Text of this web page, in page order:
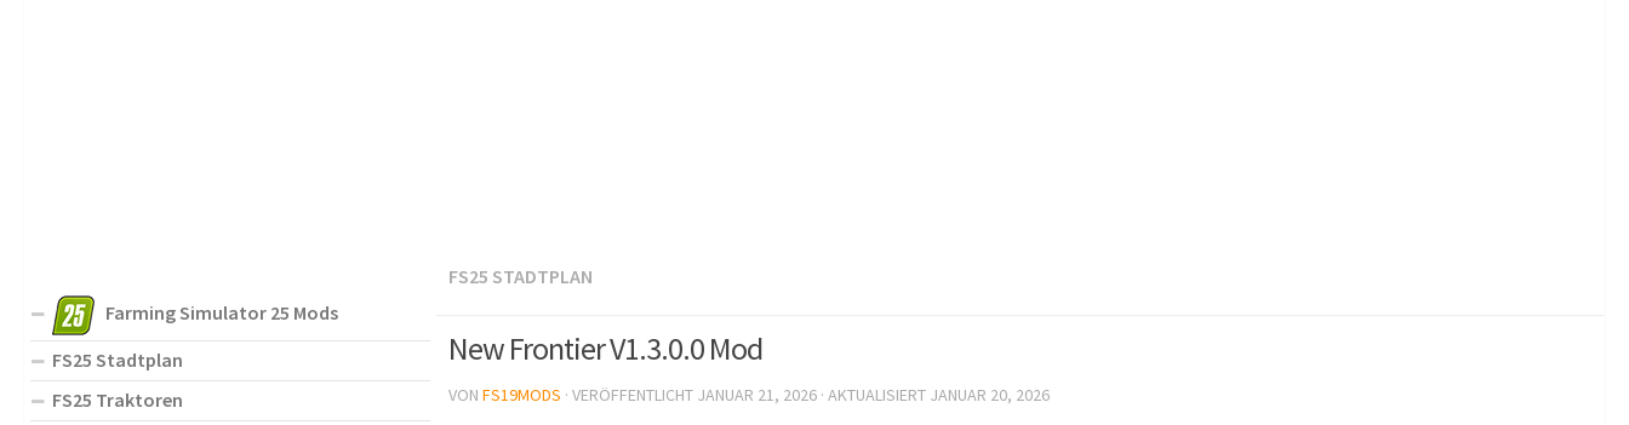
FS25 STADTPLAN
New Frontier V1.3.0.0 Mod
VON FS19MODS · VERÖFFENTLICHT JANUAR 21, 2026 · AKTUALISIERT JANUAR 20, 2026
Farming Simulator 25 Mods
FS25 Stadtplan
FS25 Traktoren